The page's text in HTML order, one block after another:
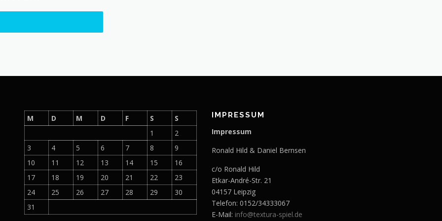
M D M D F S
S
1
2
3
4 5 6 7 8
9
10
11 12 13 14 15
16
17
18 19 20 21 22
23
24
25 26 27 28 29
30
31
IMPRESSUM
Impressum
Ronald Hild & Daniel Bernsen
c/o Ronald Hild
Etkar-André-Str. 21
04157 Leipzig
Telefon: 0152/34333067
E-Mail: info@textura-spiel.de